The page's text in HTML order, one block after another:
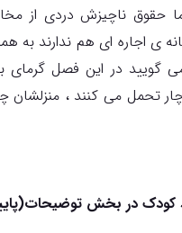
حقوق ناچیزش دردی از
ی اجاره ای هم ندارند به
گویید در این فصل گرمای
تحمل می کنند ،
در بخش